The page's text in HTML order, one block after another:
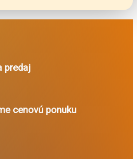
predaj
cenovú ponuku